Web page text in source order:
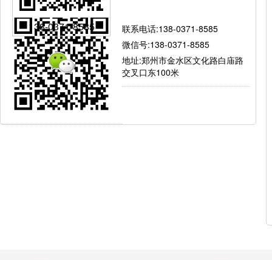
联系电话:138-0371-8585
微信号:138-0371-8585
地址:郑州市金水区文化路白庙路
交叉口东100米
138-0371-8585